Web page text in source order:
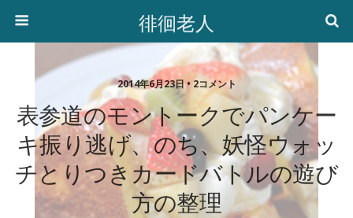
徘徊老人
2014年6月23日 • 2コメント
表参道のモントークでパンケー
キ振り逃げ、のち、妖怪ウォッ
チとりつきカードバトルの遊び
方の整理